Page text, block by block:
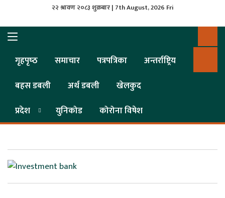
२२ श्रावण २०८३ शुक्रबार | 7th August, 2026 Fri
गृहपृष्‍ठ समाचार पत्रपत्रिका
अन्तर्राष्ट्रिय
बहस डबली
अर्थ डबली
खेलकुद
प्रदेश
युनिकोड कोरोना विषेश